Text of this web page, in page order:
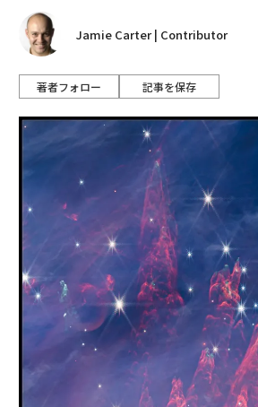
Jamie Carter | Contributor
著者フォロー 記事を保存